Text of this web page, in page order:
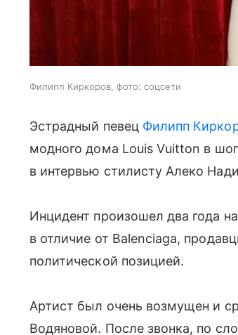
Филипп Киркоров, фото: соцсети
Эстрадный певец Филипп
модного дома Louis Vuitton в
в интервью стилисту Алеко
Инцидент произошел два года
в отличие от Balenciaga,
политической позицией.
Артист был очень возмущен и
Водяновой. После звонка, по